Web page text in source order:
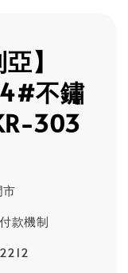
】
不鏽
303
款機制